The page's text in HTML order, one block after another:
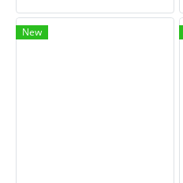
New